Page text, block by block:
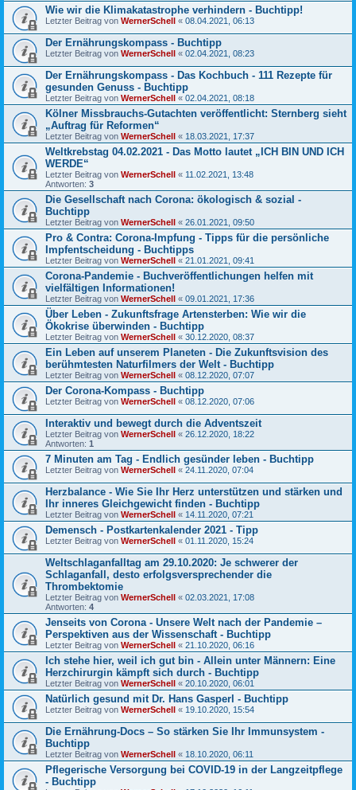
Wie wir die Klimakatastrophe verhindern - Buchtipp!
Letzter Beitrag von WernerSchell « 08.04.2021, 06:13
Der Ernährungskompass - Buchtipp
Letzter Beitrag von WernerSchell « 02.04.2021, 08:23
Der Ernährungskompass - Das Kochbuch - 111 Rezepte für
gesunden Genuss - Buchtipp
Letzter Beitrag von WernerSchell « 02.04.2021, 08:18
Kölner Missbrauchs-Gutachten veröffentlicht: Sternberg sieht
„Auftrag für Reformen“
Letzter Beitrag von WernerSchell « 18.03.2021, 17:37
Weltkrebstag 04.02.2021 - Das Motto lautet „ICH BIN UND ICH
WERDE“
Letzter Beitrag von WernerSchell « 11.02.2021, 13:48
Antworten: 3
Die Gesellschaft nach Corona: ökologisch & sozial -
Buchtipp
Letzter Beitrag von WernerSchell « 26.01.2021, 09:50
Pro & Contra: Corona-Impfung - Tipps für die persönliche
Impfentscheidung - Buchtipps
Letzter Beitrag von WernerSchell « 21.01.2021, 09:41
Corona-Pandemie - Buchveröffentlichungen helfen mit
vielfältigen Informationen!
Letzter Beitrag von WernerSchell « 09.01.2021, 17:36
Über Leben - Zukunftsfrage Artensterben: Wie wir die
Ökokrise überwinden - Buchtipp
Letzter Beitrag von WernerSchell « 30.12.2020, 08:37
Ein Leben auf unserem Planeten - Die Zukunftsvision des
berühmtesten Naturfilmers der Welt - Buchtipp
Letzter Beitrag von WernerSchell « 08.12.2020, 07:07
Der Corona-Kompass - Buchtipp
Letzter Beitrag von WernerSchell « 08.12.2020, 07:06
Interaktiv und bewegt durch die Adventszeit
Letzter Beitrag von WernerSchell « 26.12.2020, 18:22
Antworten: 1
7 Minuten am Tag - Endlich gesünder leben - Buchtipp
Letzter Beitrag von WernerSchell « 24.11.2020, 07:04
Herzbalance - Wie Sie Ihr Herz unterstützen und stärken und
Ihr inneres Gleichgewicht finden - Buchtipp
Letzter Beitrag von WernerSchell « 14.11.2020, 07:21
Demensch - Postkartenkalender 2021 - Tipp
Letzter Beitrag von WernerSchell « 01.11.2020, 15:24
Weltschlaganfalltag am 29.10.2020: Je schwerer der
Schlaganfall, desto erfolgsversprechender die
Thrombektomie
Letzter Beitrag von WernerSchell « 02.03.2021, 17:08
Antworten: 4
Jenseits von Corona - Unsere Welt nach der Pandemie –
Perspektiven aus der Wissenschaft - Buchtipp
Letzter Beitrag von WernerSchell « 21.10.2020, 06:16
Ich stehe hier, weil ich gut bin - Allein unter Männern: Eine
Herzchirurgin kämpft sich durch - Buchtipp
Letzter Beitrag von WernerSchell « 20.10.2020, 06:01
Natürlich gesund mit Dr. Hans Gasperl - Buchtipp
Letzter Beitrag von WernerSchell « 19.10.2020, 15:54
Die Ernährung-Docs – So stärken Sie Ihr Immunsystem -
Buchtipp
Letzter Beitrag von WernerSchell « 18.10.2020, 06:11
Pflegerische Versorgung bei COVID-19 in der Langzeitpflege
- Buchtipp